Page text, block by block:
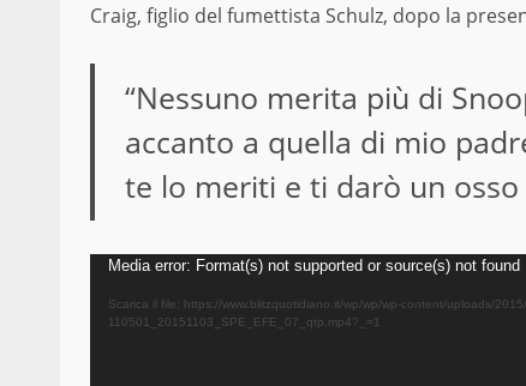
Craig, figlio del fumettista Schulz, dopo la
“Nessuno merita più di
accanto a quella di mio
te lo meriti e ti darò un
Video
Player
Media error: Format(s) not supported or source(s) not found
Scarica il file: https://www.blitzquotidiano.it/wp/wp/wp-content/uploads/
110501_20151103_SPE_EFE_07_qtp.mp4?_=1